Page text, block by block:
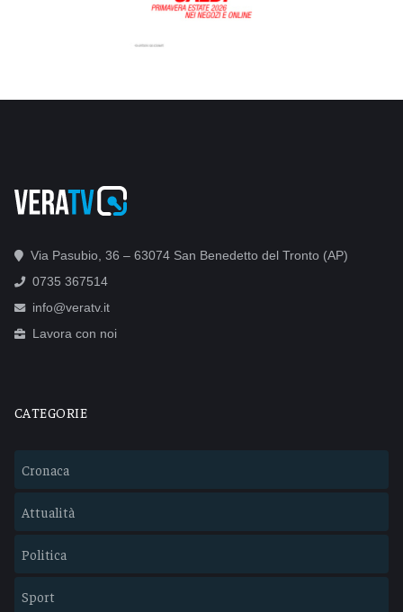
Via Pasubio, 36 – 63074 San Benedetto del Tronto (AP)
0735 367514
info@veratv.it
Lavora con noi
CATEGORIE
Cronaca
Attualità
Politica
Sport